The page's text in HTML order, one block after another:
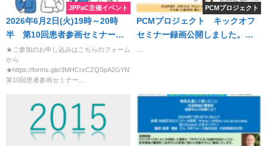
https://forms.gle/1ihKtrMJLt8c97kd9
JPPaC主催イベント
2026年6月2日(火)19時～20時
半 第10回患者参画セミナー
「患者参画って、なんだろ
う？」― 立場をこえて、共に考
える時間―
★ご参加のお申し込みはこちらのフォーム
から
★https://forms.gle/3MHCrxCZQSpA2GYN7
第10回患者参画セミナー...
PCMプロジェクト
PCMプロジェクト キックオフ
セミナー録画公開しました。